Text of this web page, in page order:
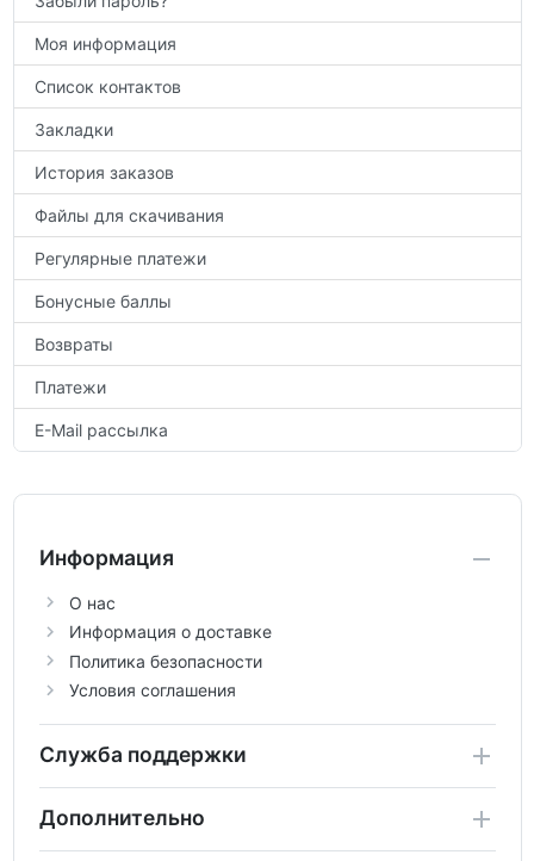
Моя информация
Список контактов
Закладки
История заказов
Файлы для скачивания
Регулярные платежи
Бонусные баллы
Возвраты
Платежи
E-Mail рассылка
Информация
О нас
Информация о доставке
Политика безопасности
Условия соглашения
Служба поддержки
Дополнительно